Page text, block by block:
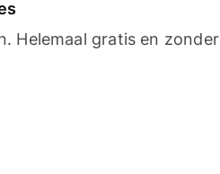
Helemaal gratis en zonder